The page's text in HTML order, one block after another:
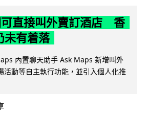
直接叫外賣訂酒店 香
未有着落
內置聊天助手 Ask Maps 新增叫外
活動等自主執行功能，並引入個人化推